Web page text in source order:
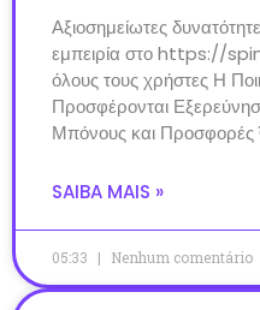
Αξιοσημείωτες
εμπειρία στο https://
όλους τους χρήστες Η
Προσφέρονται
Μπόνους και Προσφορές
SAIBA MAIS »
05:33 Nenhum comentário